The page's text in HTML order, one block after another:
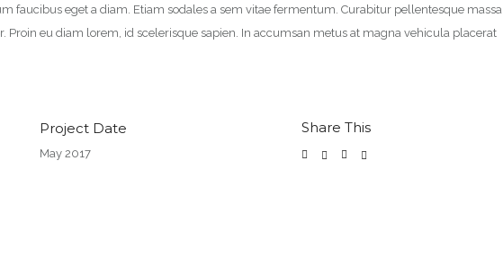
faucibus eget a diam. Etiam sodales a sem vitae fermentum. Curabitur pellentesque massa
Proin eu diam lorem, id scelerisque sapien. In accumsan metus at magna vehicula placerat
Project Date
May 2017
Share This